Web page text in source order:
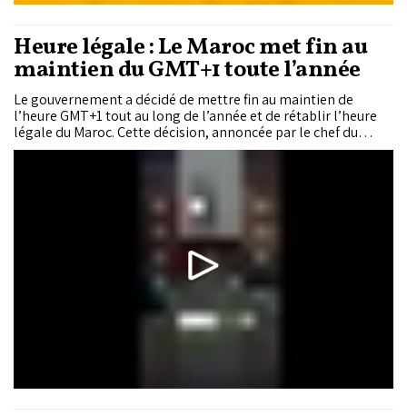
Heure légale : Le Maroc met fin au
maintien du GMT+1 toute l’année
Le gouvernement a décidé de mettre fin au maintien de
l’heure GMT+1 tout au long de l’année et de rétablir l’heure
légale du Maroc. Cette décision, annoncée par le chef du
gouvernement Aziz Akhannouch, répond aux nombreuses